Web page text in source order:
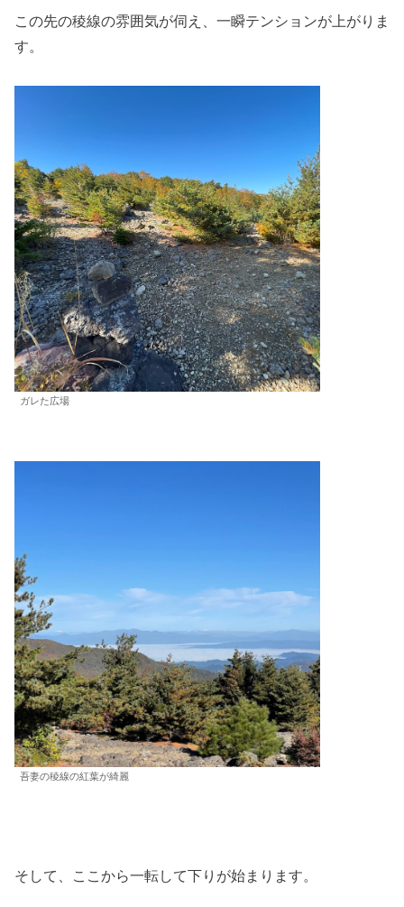
この先の稜線の雰囲気が伺え、一瞬テンションが上がりま
す。
ガレた広場
吾妻の稜線の紅葉が綺麗
そして、ここから一転して下りが始まります。